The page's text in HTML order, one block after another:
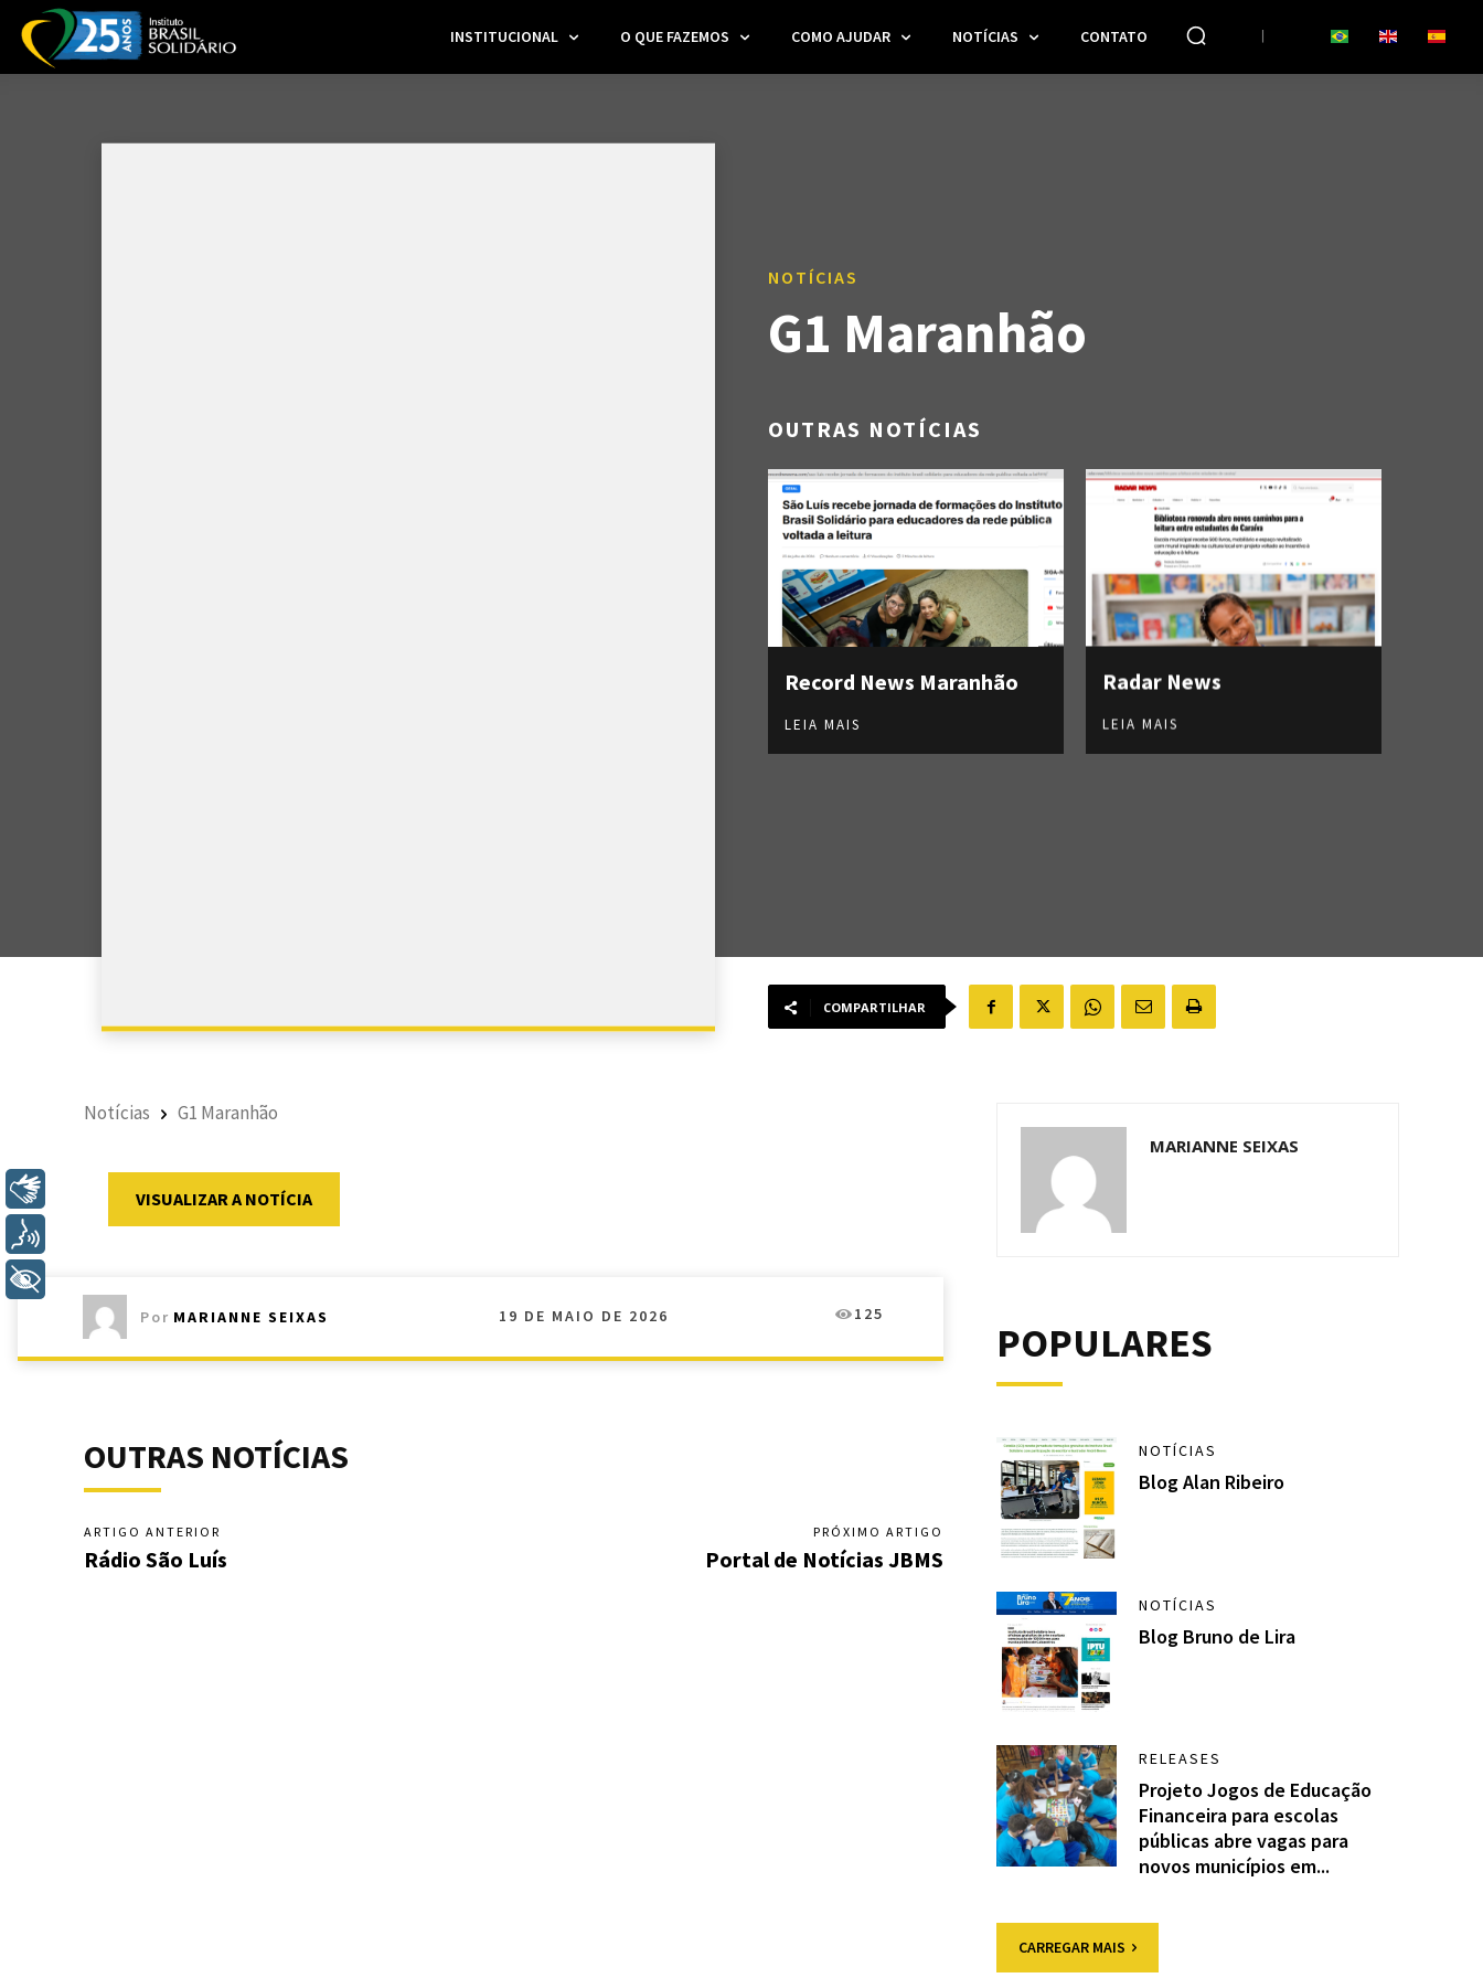
INSTITUCIONAL O QUE FAZEMOS COMO AJUDAR NOTÍCIAS CONTATO
NOTÍCIAS
G1 Maranhão
OUTRAS NOTÍCIAS
Record News Maranhão
LEIA MAIS
Radar News
LEIA MAIS
COMPARTILHAR
Notícias G1 Maranhão
VISUALIZAR A NOTÍCIA
Por MARIANNE SEIXAS 19 DE MAIO DE 2026 125
OUTRAS NOTÍCIAS
ARTIGO ANTERIOR
Rádio São Luís
PRÓXIMO ARTIGO
Portal de Notícias JBMS
MARIANNE SEIXAS
POPULARES
NOTÍCIAS
Blog Alan Ribeiro
NOTÍCIAS
Blog Bruno de Lira
RELEASES
Projeto Jogos de Educação
Financeira para escolas
públicas abre vagas para
novos municípios em...
CARREGAR MAIS